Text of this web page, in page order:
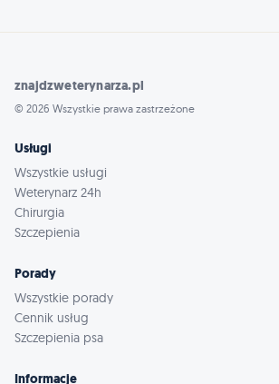
znajdzweterynarza.pl
© 2026 Wszystkie prawa zastrzeżone
Usługi
Wszystkie usługi
Weterynarz 24h
Chirurgia
Szczepienia
Porady
Wszystkie porady
Cennik usług
Szczepienia psa
Informacje